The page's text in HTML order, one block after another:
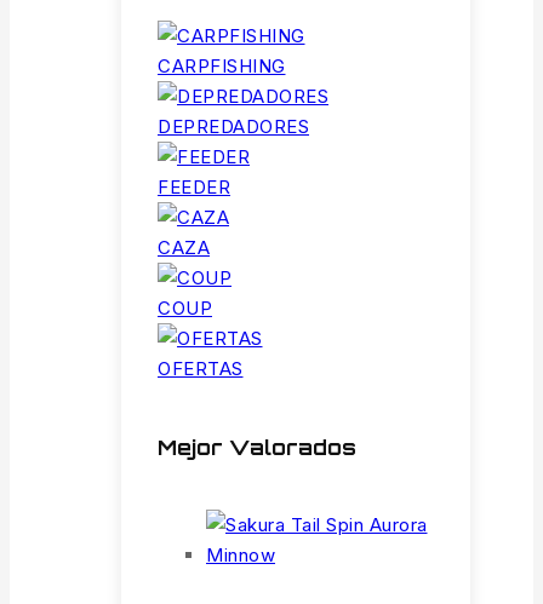
CARPFISHING
DEPREDADORES
FEEDER
CAZA
COUP
OFERTAS
Mejor Valorados